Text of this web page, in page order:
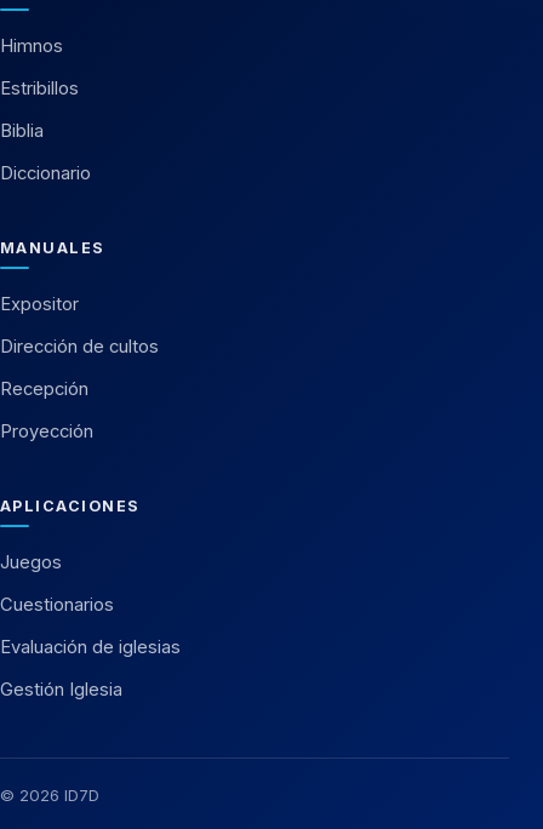
Himnos
Estribillos
Biblia
Diccionario
MANUALES
Expositor
Dirección de cultos
Recepción
Proyección
APLICACIONES
Juegos
Cuestionarios
Evaluación de iglesias
Gestión Iglesia
© 2026 ID7D